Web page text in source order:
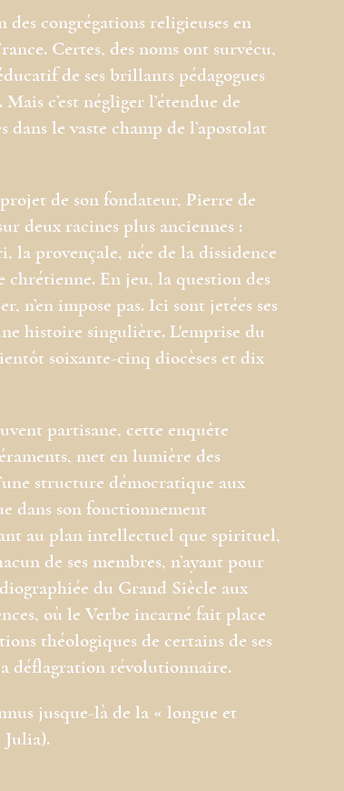
congrégations religieuses en
Certes, des noms ont survécu,
de ses brillants pédagogues
c’est négliger l’étendue de
dans le vaste champ de l’apostolat
de son fondateur, Pierre de
deux racines plus anciennes :
provençale, née de la dissidence
En jeu, la question des
impose pas. Ici sont jetées ses
histoire singulière. L'emprise du
soixante-cinq diocèses et dix
partisane, cette enquête
met en lumière des
structure démocratique aux
dans son fonctionnement
au plan intellectuel que spirituel,
de ses membres, n’ayant pour
du Grand Siècle aux
où le Verbe incarné fait place
théologiques de certains de ses
déflagration révolutionnaire.
jusque-là de la « longue et